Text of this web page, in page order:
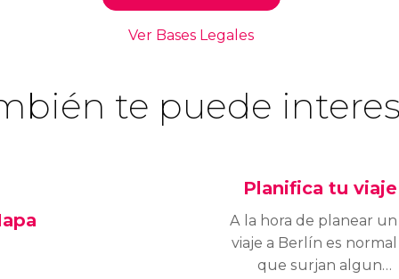
te puede
Planifica tu viaje
A la hora de planear un
viaje a Berlín es normal
que surjan algunas